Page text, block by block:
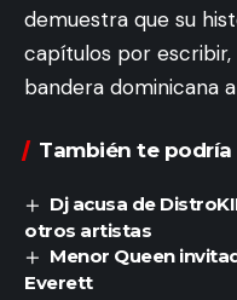
demuestra que su
capítulos por
bandera dominicana
También te
Dj acusa de
otros artistas
Menor Queen
Everett